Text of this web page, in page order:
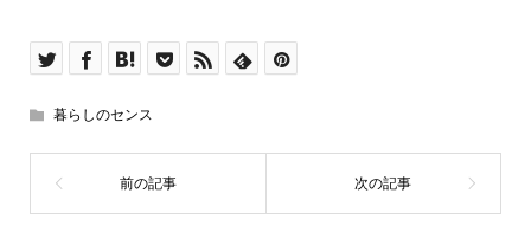
暮らしのセンス